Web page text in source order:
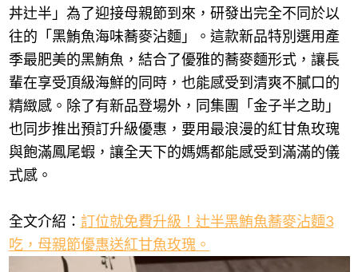
丼辻半」為了迎接母親節到來，研發出完全不同於以
往的「黑鮪魚海味蕎麥沾麵」。這款新品特別選用產
季最肥美的黑鮪魚，結合了優雅的蕎麥麵形式，讓長
輩在享受頂級海鮮的同時，也能感受到清爽不膩口的
精緻感。除了有新品登場外，同集團「金子半之助」
也同步推出預訂升級優惠，要用最浪漫的紅甘魚玫瑰
與飽滿鳳尾蝦，讓全天下的媽媽都能感受到滿滿的儀
式感。
全文介紹： 訂位就免費升級！辻半黑鮪魚蕎麥沾麵3
吃，母親節優惠送紅甘魚玫瑰。